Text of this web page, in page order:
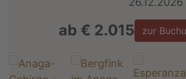
ab € 2.015 zur